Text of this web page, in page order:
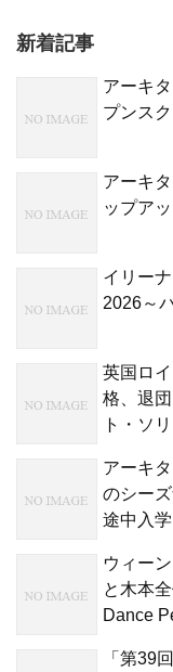
新着記事
アーキ
プンス
アーキ
ップア
イリー
2026～
英国ロ
格、退
ト・ソ
アーキ
のシー
途中入
ウィー
と木本
Dance
「第39